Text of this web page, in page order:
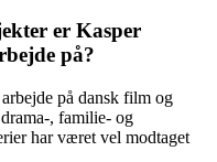
er Kasper
på?
på dansk film og
, familie- og
har været vel modtaget